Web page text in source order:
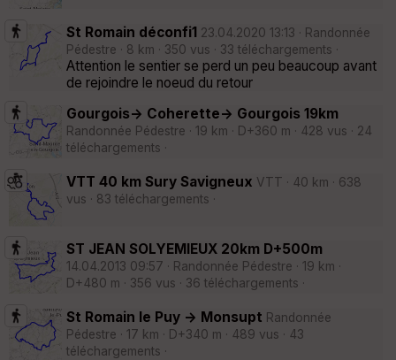
St Romain déconfi1 23.04.2020 13:13 · Randonnée
Pédestre · 8 km · 350 vus · 33 téléchargements ·
Attention le sentier se perd un peu beaucoup avant
de rejoindre le noeud du retour
Gourgois-> Coherette-> Gourgois 19km
Randonnée Pédestre · 19 km · D+360 m · 428 vus · 24
téléchargements ·
VTT 40 km Sury Savigneux VTT · 40 km · 638
vus · 83 téléchargements ·
ST JEAN SOLYEMIEUX 20km D+500m
14.04.2013 09:57 · Randonnée Pédestre · 19 km ·
D+480 m · 356 vus · 36 téléchargements ·
St Romain le Puy -> Monsupt Randonnée
Pédestre · 17 km · D+340 m · 489 vus · 43
téléchargements ·